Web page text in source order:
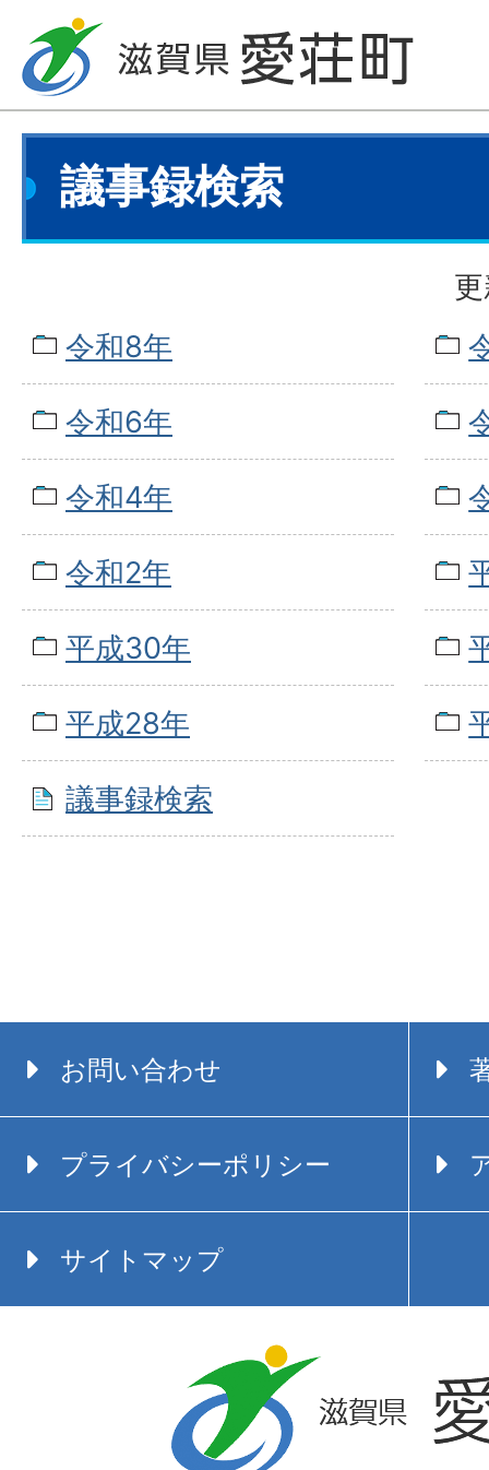
議事録検索
令和8年
令和6年
令和4年
令和2年
平成30年
平成28年
議事録検索
お問い合わせ
プライバシーポリシー
サイトマップ